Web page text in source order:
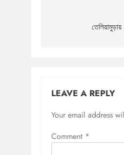
navigation
LEAVE A REPLY
Your email address
Comment *